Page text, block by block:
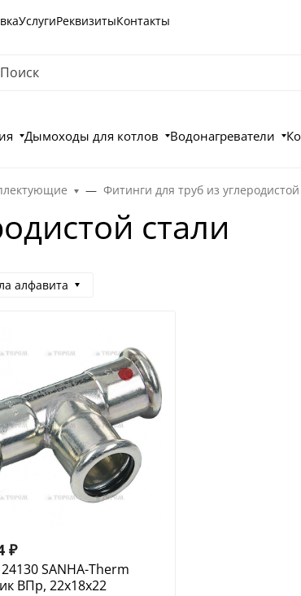
УслугиРеквизитыКонтакты
Дымоходы для котлов Водонагреватели
Фитинги для труб из
стали
алфавита
₽
SANHA-Therm
ВПр, 22x18x22